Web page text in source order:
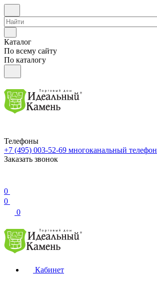
Каталог
По всему сайту
По каталогу
Телефоны
+7 (495) 003-52-69 многоканальный телефон
Заказать звонок
0
0
0
Кабинет